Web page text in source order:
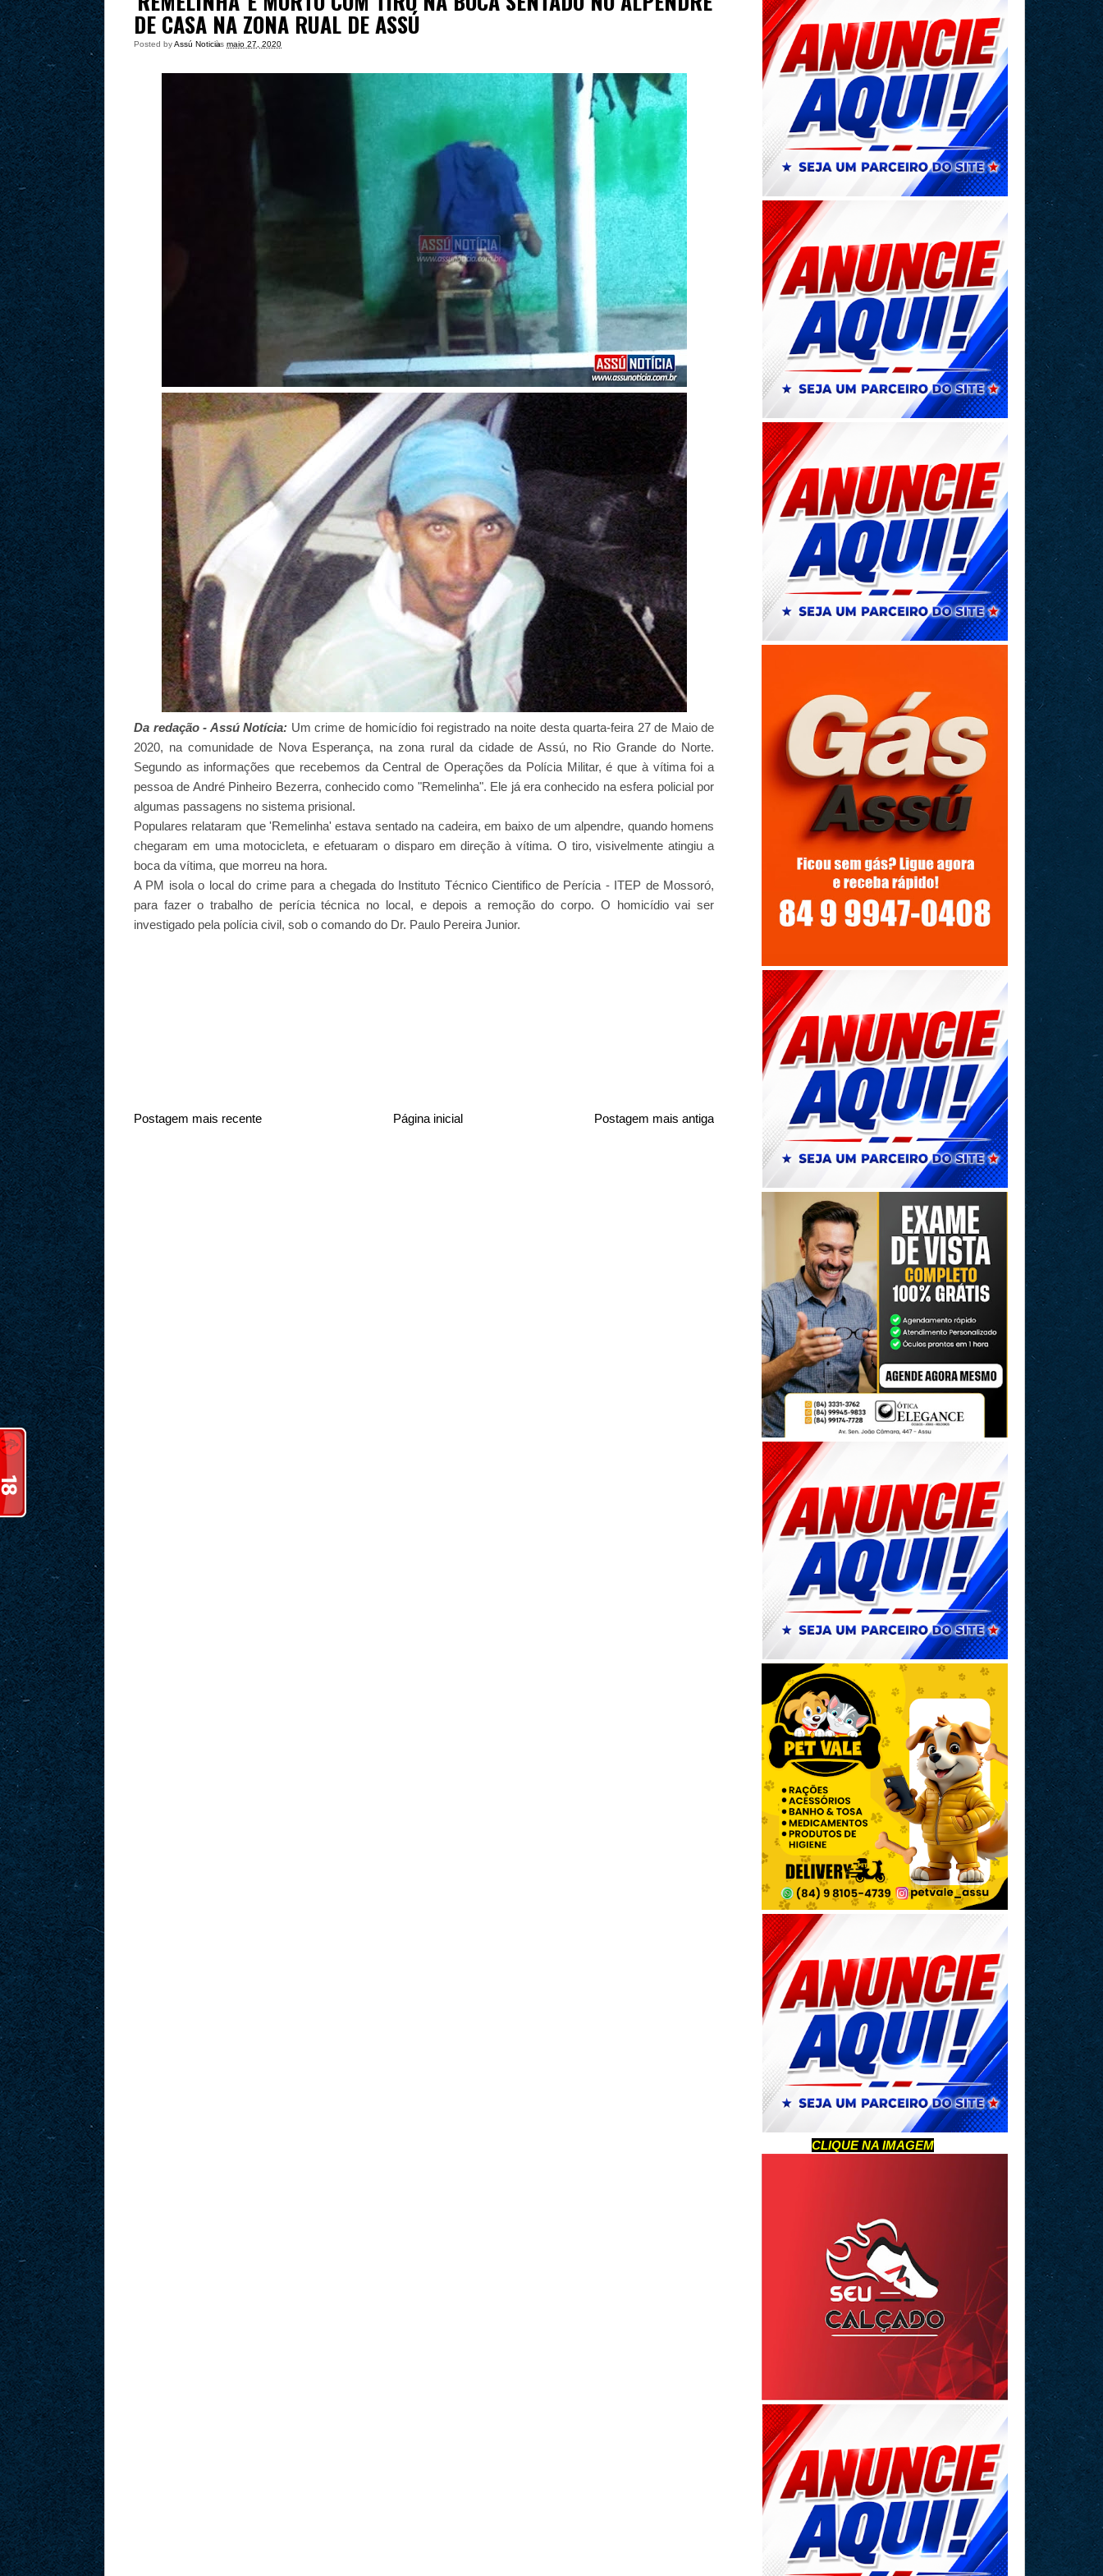
DE CASA NA ZONA RUAL DE ASSÚ
Posted byAssú Noticia
às maio 27, 2020
Da redação - Assú Notícia: Um crime de homicídio foi registrado na noite desta quarta-feira 27 de Maio de
2020, na comunidade de Nova Esperança, na zona rural da cidade de Assú, no Rio Grande do Norte.
Segundo as informações que recebemos da Central de Operações da Polícia Militar, é que à vítima foi a
pessoa de André Pinheiro Bezerra, conhecido como "Remelinha". Ele já era conhecido na esfera policial por
algumas passagens no sistema prisional.
Populares relataram que 'Remelinha' estava sentado na cadeira, em baixo de um alpendre, quando homens
chegaram em uma motocicleta, e efetuaram o disparo em direção à vítima. O tiro, visivelmente atingiu a
boca da vítima, que morreu na hora.
A PM isola o local do crime para a chegada do Instituto Técnico Cientifico de Perícia - ITEP de Mossoró,
para fazer o trabalho de perícia técnica no local, e depois a remoção do corpo. O homicídio vai ser
investigado pela polícia civil, sob o comando do Dr. Paulo Pereira Junior.
Postagem mais recente Postagem mais antiga
Página inicial
CLIQUE NA IMAGEM